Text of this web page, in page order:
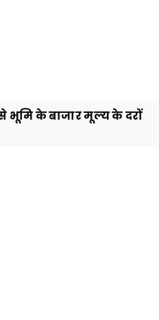
से भूमि के बाजार मूल्य के दरों